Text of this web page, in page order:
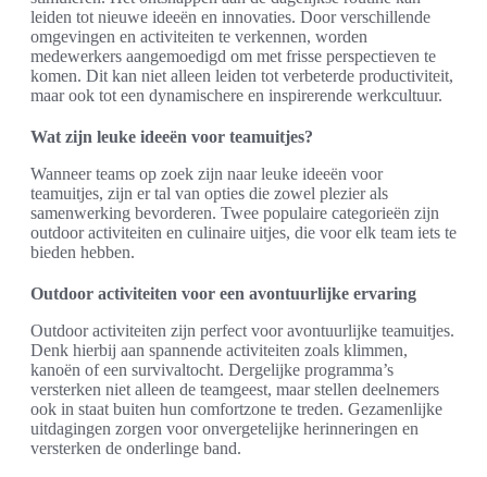
leiden tot nieuwe ideeën en innovaties. Door verschillende
omgevingen en activiteiten te verkennen, worden
medewerkers aangemoedigd om met frisse perspectieven te
komen. Dit kan niet alleen leiden tot verbeterde productiviteit,
maar ook tot een dynamischere en inspirerende werkcultuur.
Wat zijn leuke ideeën voor teamuitjes?
Wanneer teams op zoek zijn naar leuke ideeën voor
teamuitjes, zijn er tal van opties die zowel plezier als
samenwerking bevorderen. Twee populaire categorieën zijn
outdoor activiteiten en culinaire uitjes, die voor elk team iets te
bieden hebben.
Outdoor activiteiten voor een avontuurlijke ervaring
Outdoor activiteiten zijn perfect voor avontuurlijke teamuitjes.
Denk hierbij aan spannende activiteiten zoals klimmen,
kanoën of een survivaltocht. Dergelijke programma’s
versterken niet alleen de teamgeest, maar stellen deelnemers
ook in staat buiten hun comfortzone te treden. Gezamenlijke
uitdagingen zorgen voor onvergetelijke herinneringen en
versterken de onderlinge band.